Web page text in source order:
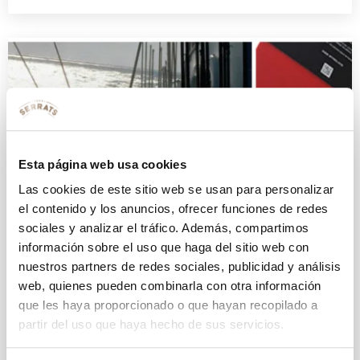
Esta página web usa cookies
Las cookies de este sitio web se usan para personalizar
el contenido y los anuncios, ofrecer funciones de redes
sociales y analizar el tráfico. Además, compartimos
información sobre el uso que haga del sitio web con
nuestros partners de redes sociales, publicidad y análisis
web, quienes pueden combinarla con otra información
que les haya proporcionado o que hayan recopilado a
partir del uso que haya hecho de sus servicios.